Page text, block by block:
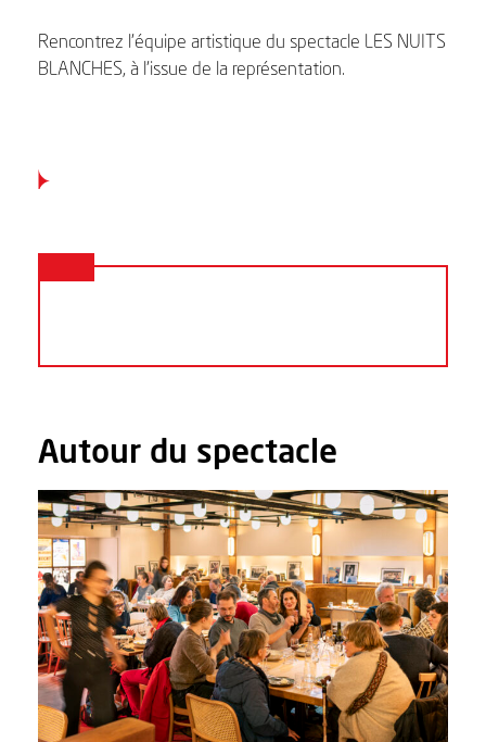
Rencontrez l’équipe artistique du spectacle LES NUITS
BLANCHES, à l’issue de la représentation.
Autour du spectacle